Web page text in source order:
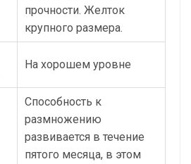
прочности. Желток
крупного размера.
На хорошем уровне
Способность к
размножению
развивается в течение
пятого месяца, в этом